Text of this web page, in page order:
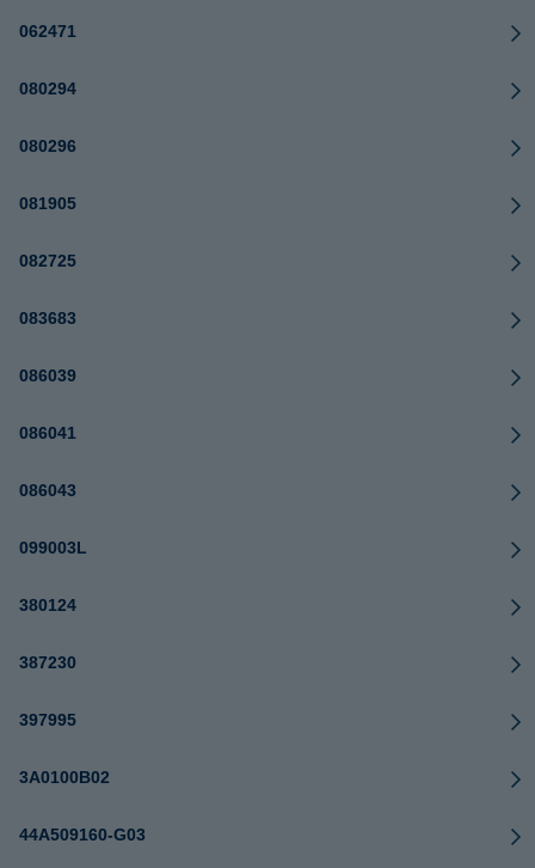
062471
080294
080296
081905
082725
083683
086039
086041
086043
099003L
380124
387230
397995
3A0100B02
44A509160-G03